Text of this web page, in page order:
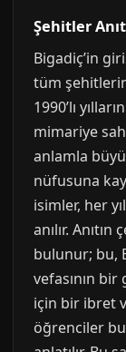
Şehitler
Bigadiç’in
tüm
1990’lı
mimariye
anlamla
nüfusuna
isimler, her
anılır.
bulunur; bu,
vefasının
için bir ibret
öğrenciler